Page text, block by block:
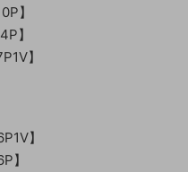
】
】
】
】
】